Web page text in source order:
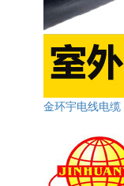
金环宇电线电